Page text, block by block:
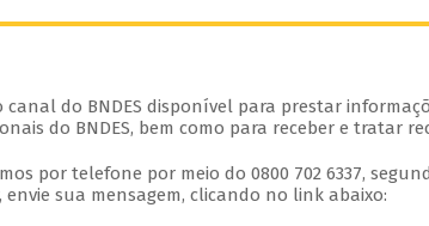
canal do BNDES disponível para prestar
do BNDES, bem como para receber e tratar
por telefone por meio do 0800 702 6337,
envie sua mensagem, clicando no link abaixo: